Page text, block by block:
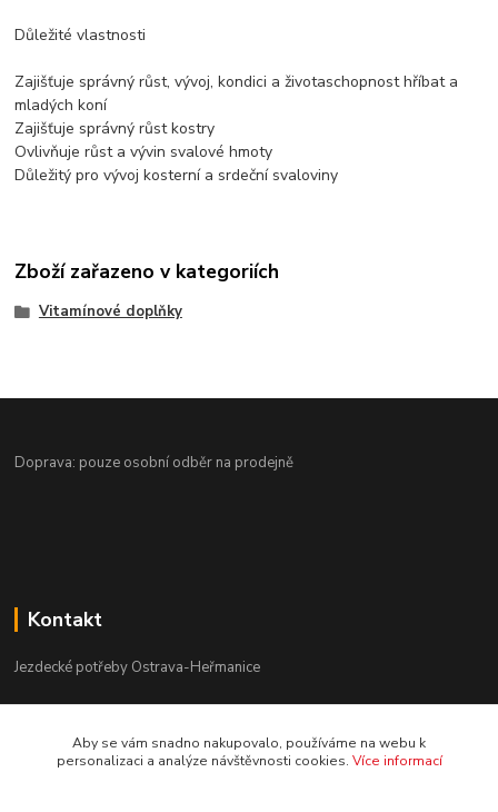
Důležité vlastnosti
Zajišťuje správný růst, vývoj, kondici a životaschopnost hříbat a
mladých koní
Zajišťuje správný růst kostry
Ovlivňuje růst a vývin svalové hmoty
Důležitý pro vývoj kosterní a srdeční svaloviny
Zboží zařazeno v kategoriích
Vitamínové doplňky
Doprava: pouze osobní odběr na prodejně
Kontakt
Jezdecké potřeby Ostrava-Heřmanice
Po-Pá 9:30 - 17:30
Aby se vám snadno nakupovalo, používáme na webu k
personalizaci a analýze návštěvnosti cookies. Více informací